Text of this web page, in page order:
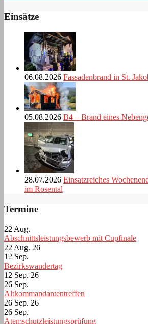
Einsätze
06.08.2026 Fassadenbrand in St.
05.08.2026 B4 – Brand eines
28.07.2026 Einsatzreiches
im Rosental
Termine
22 Aug.
Abschnittsleistungsbewerb mit Cupfinale
22 Aug. 26
12 Sep.
Bezirkswandertag
12 Sep. 26
26 Sep.
Altkommandantentreffen
26 Sep. 26
26 Sep.
Atemschutzleistungsprüfung